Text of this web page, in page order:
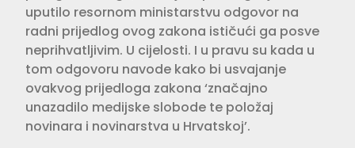
uputilo resornom ministarstvu odgovor na
radni prijedlog ovog zakona ističući ga posve
neprihvatljivim. U cijelosti. I u pravu su kada u
tom odgovoru navode kako bi usvajanje
ovakvog prijedloga zakona ‘značajno
unazadilo medijske slobode te položaj
novinara i novinarstva u Hrvatskoj’.